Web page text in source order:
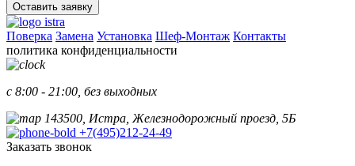
Оставить заявку
Поверка Замена Установка Шеф-Монтаж Контакты
политика конфиденциальности
с 8:00 - 21:00, без выходных
143500, Истра, Железнодорожный проезд, 5Б
+7(495)212-24-49
Заказать звонок